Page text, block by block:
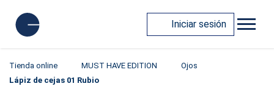
Iniciar sesión
Tienda online MUST HAVE EDITION
Ojos
Lápiz de cejas 01 Rubio